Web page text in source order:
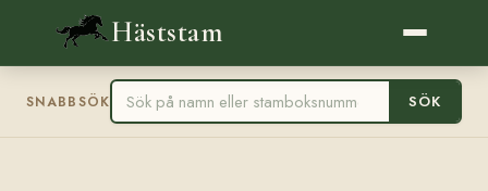
Häststam
SNABBSÖK SÖK